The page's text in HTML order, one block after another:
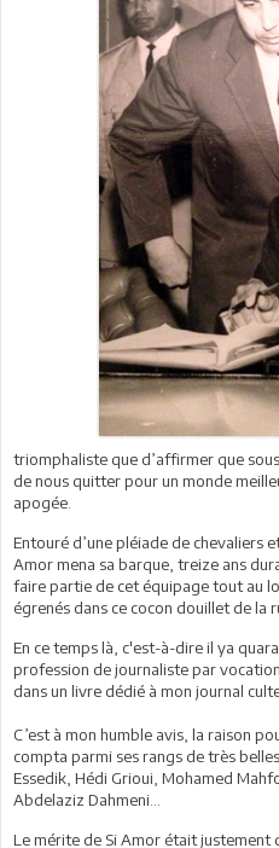
triomphaliste que d’affirmer que
de nous quitter pour un monde
apogée.
Entouré d’une pléiade de chevaliers
Amor mena sa barque, treize ans
faire partie de cet équipage tout au
égrenés dans ce cocon douillet de la
En ce temps là, c'est-à-dire il ya
profession de journaliste par
dans un livre dédié à mon journal
C’est à mon humble avis, la raison
compta parmi ses rangs de très
Essedik, Hédi Grioui, Mohamed
Abdelaziz Dahmeni…
Le mérite de Si Amor était justement